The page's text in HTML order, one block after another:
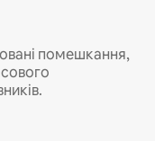
помешкання,